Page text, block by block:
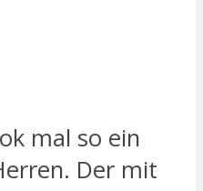
mal so ein
Der mit